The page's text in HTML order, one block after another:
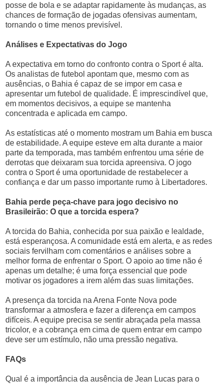
posse de bola e se adaptar rapidamente às mudanças, as
chances de formação de jogadas ofensivas aumentam,
tornando o time menos previsível.
Análises e Expectativas do Jogo
A expectativa em torno do confronto contra o Sport é alta.
Os analistas de futebol apontam que, mesmo com as
ausências, o Bahia é capaz de se impor em casa e
apresentar um futebol de qualidade. É imprescindível que,
em momentos decisivos, a equipe se mantenha
concentrada e aplicada em campo.
As estatísticas até o momento mostram um Bahia em busca
de estabilidade. A equipe esteve em alta durante a maior
parte da temporada, mas também enfrentou uma série de
derrotas que deixaram sua torcida apreensiva. O jogo
contra o Sport é uma oportunidade de restabelecer a
confiança e dar um passo importante rumo à Libertadores.
Bahia perde peça-chave para jogo decisivo no
Brasileirão: O que a torcida espera?
A torcida do Bahia, conhecida por sua paixão e lealdade,
está esperançosa. A comunidade está em alerta, e as redes
sociais fervilham com comentários e análises sobre a
melhor forma de enfrentar o Sport. O apoio ao time não é
apenas um detalhe; é uma força essencial que pode
motivar os jogadores a irem além das suas limitações.
A presença da torcida na Arena Fonte Nova pode
transformar a atmosfera e fazer a diferença em campos
difíceis. A equipe precisa se sentir abraçada pela massa
tricolor, e a cobrança em cima de quem entrar em campo
deve ser um estímulo, não uma pressão negativa.
FAQs
Qual é a importância da ausência de Jean Lucas para o